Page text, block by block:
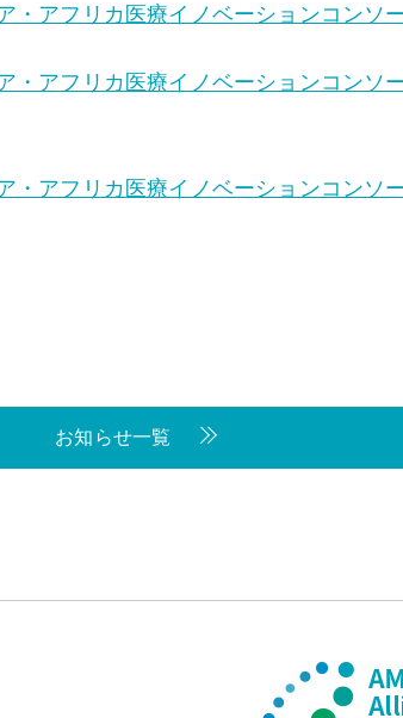
・アフリカ医療イノベーションコンソ
・アフリカ医療イノベーションコンソ
・アフリカ医療イノベーションコンソ
お知らせ一覧